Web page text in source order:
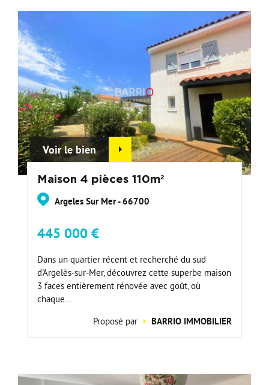
Nous Contacter
Voir le bien
Maison 4 pièces 110m²
Argeles Sur Mer - 66700
445 000 €
Dans un quartier récent et recherché du sud
d'Argelès-sur-Mer, découvrez cette superbe maison
3 faces entièrement rénovée avec goût, où
chaque...
Proposé par
BARRIO IMMOBILIER